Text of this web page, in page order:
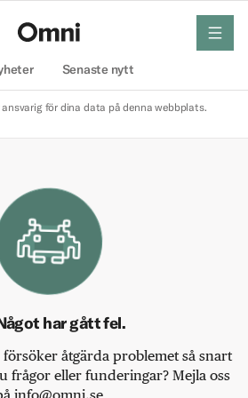
Senaste nytt
meny
för dina data på denna webbplats.
har gått fel.
åtgärda problemet så snart
frågor eller funderingar? Mejla oss